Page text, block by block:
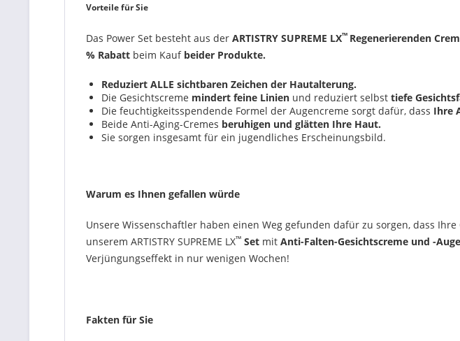
Vorteile für Sie
Das Power Set besteht aus der ARTISTRY SUPREME LX™ Regenerierenden
% Rabatt beim Kauf beider Produkte.
Reduziert ALLE sichtbaren Zeichen der Hautalterung.
Die Gesichtscreme mindert feine Linien und reduziert selbst tiefe
Die feuchtigkeitsspendende Formel der Augencreme sorgt dafür, dass Ihre
Beide Anti-Aging-Cremes beruhigen und glätten Ihre Haut.
Sie sorgen insgesamt für ein jugendliches Erscheinungsbild.
Warum es Ihnen gefallen würde
Unsere Wissenschaftler haben einen Weg gefunden dafür zu sorgen, dass Ihre
unserem ARTISTRY SUPREME LX™ Set mit Anti-Falten-Gesichtscreme und -
Verjüngungseffekt in nur wenigen Wochen!
Fakten für Sie